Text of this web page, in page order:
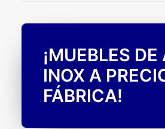
¡MUEBLES DE
INOX A
FÁBRICA!